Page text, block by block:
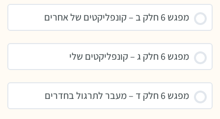
מפגש 6 חלק ב – קונפליקטים של אחרים
מפגש 6 חלק ג – קונפליקטים שלי
מפגש 6 חלק ד – מעבר לתרגול בחדרים